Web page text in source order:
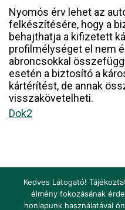
Nyomós érv lehet az
felkészítésére, hogy a
behajthatja a kifizetett
profilmélységet el nem
abroncsokkal
esetén a biztosító a
kártérítést, de annak
visszakövetelheti.
Dok2
Kedves Látogató!
élmény fokozásának
honlapunk használatával